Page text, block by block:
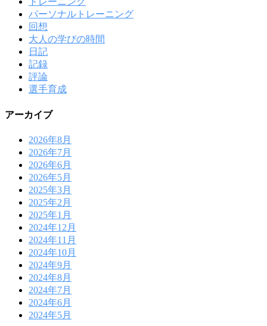
パーソナルトレーニング
回想
大人の学びの時間
日記
記録
評論
選手育成
アーカイブ
2026年8月
2026年7月
2026年6月
2026年5月
2025年3月
2025年2月
2025年1月
2024年12月
2024年11月
2024年10月
2024年9月
2024年8月
2024年7月
2024年6月
2024年5月